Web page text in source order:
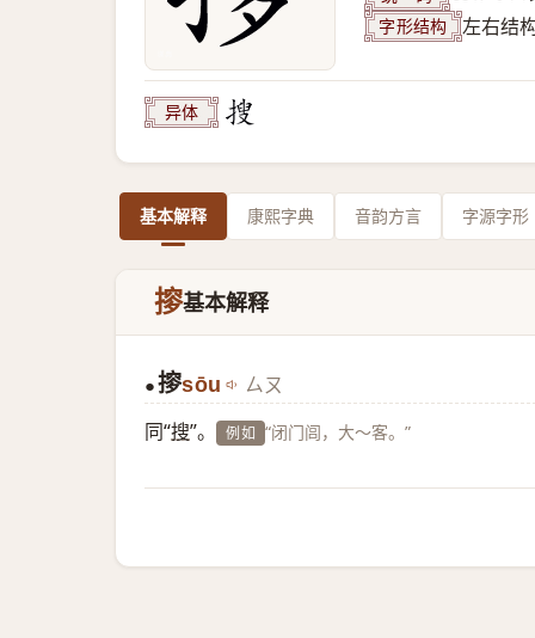
字形结构 左右结
异体
基本解释 康熙字典 音韵方言 字源字形
摉基本解释
● 摉sōu ㄙㄡ
同“搜”。 例如 “闭门闾，大～客。”